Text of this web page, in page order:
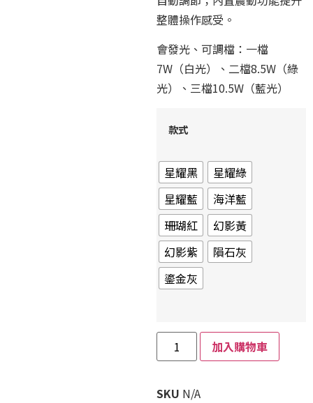
整體操作感受。
會發光、可調檔：一檔
7W（白光）、二檔8.5W（綠
光）、三檔10.5W（藍光）
款式
星耀黑
星耀綠
星耀藍
海洋藍
珊瑚紅
幻影黃
幻影紫
隕石灰
鎏金灰
加入購物車
SKU N/A